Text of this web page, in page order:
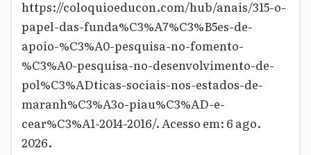
https://coloquioeducon.com/hub/anais/315-o-
papel-das-funda%C3%A7%C3%B5es-de-
apoio-%C3%A0-pesquisa-no-fomento-
%C3%A0-pesquisa-no-desenvolvimento-de-
pol%C3%ADticas-sociais-nos-estados-de-
maranh%C3%A3o-piau%C3%AD-e-
cear%C3%A1-2014-2016/. Acesso em: 6 ago.
2026.